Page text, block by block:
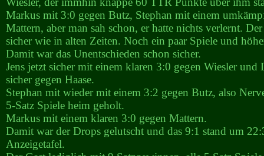
Markus mit 3:0 gegen Butz, Stephan mit einem
Mattern, aber man sah schon, er hatte nichts verlernt.
sicher wie in alten Zeiten. Noch ein paar Spiele und
Damit war das Unentschieden schon sicher.
Jens jetzt sicher mit einem klaren 3:0 gegen Wiesler und
sicher gegen Haase.
Stephan mit wieder mit einem 3:2 gegen Butz, also
5-Satz Spiele heim geholt.
Markus mit einem klaren 3:0 gegen Mattern.
Damit war der Drops gelutscht und das 9:1 stand um
Anzeigetafel.